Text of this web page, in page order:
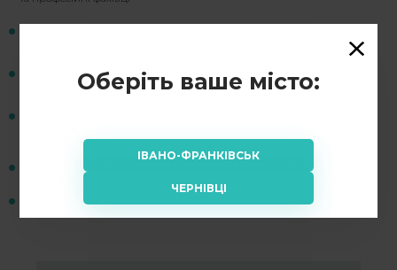
Укладення договору і проведення
В роботі ми користуємось виключно
якісними матеріалами
Злагоджена робота фахівців
Оберіть ваше місто:
ІВАНО-ФРАНКІВСЬК
ЧЕРНІВЦІ